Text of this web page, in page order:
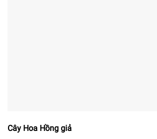
Cây Hoa Hồng giả